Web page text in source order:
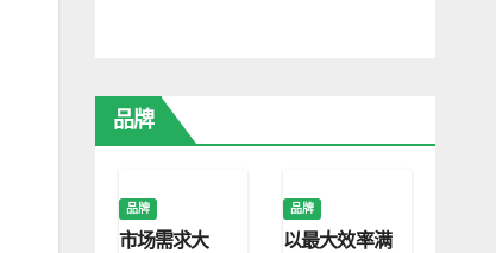
花(精)
品牌
品牌
市场需求大
品牌
以最大效率满